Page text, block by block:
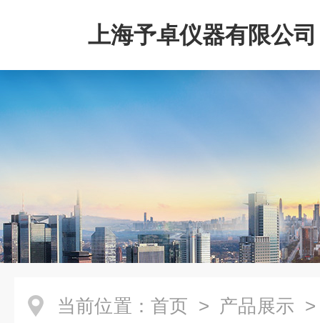
上海予卓仪器有限公司
当前位置： 首页 > 产品展示